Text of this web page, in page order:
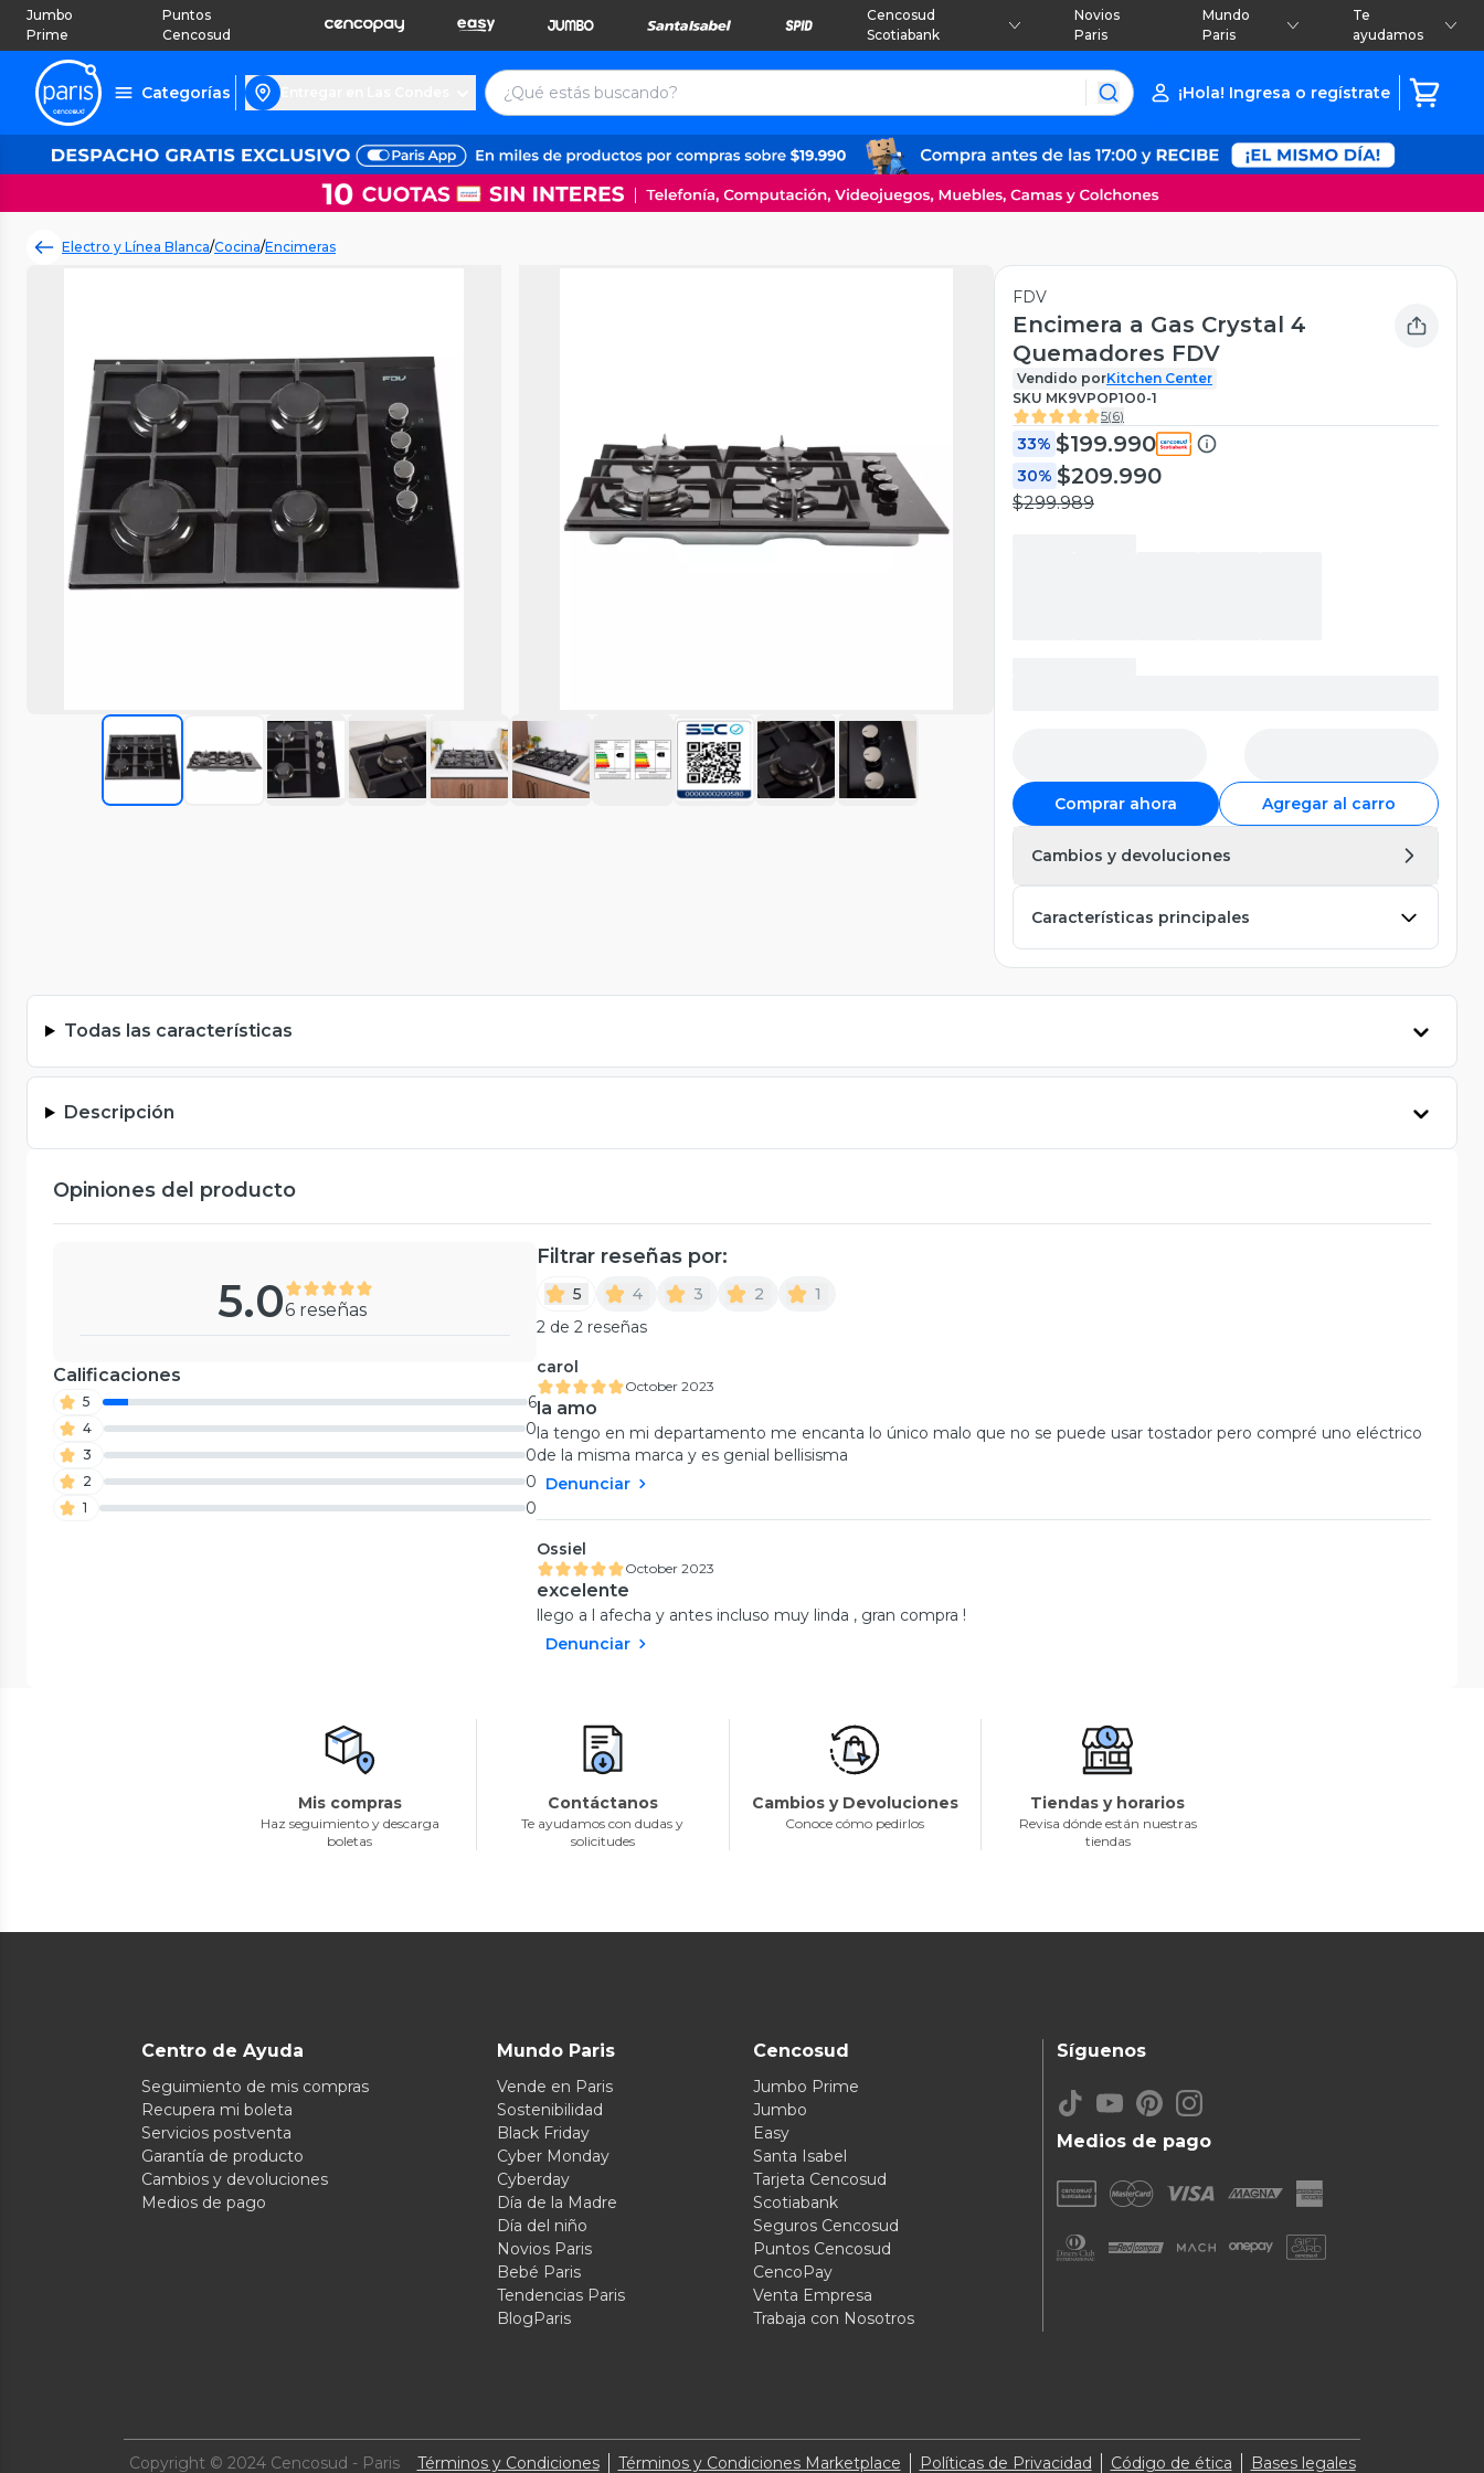
Jumbo
Prime
Puntos
Cencosud
Cencosud
Scotiabank
Novios
Paris
Mundo
Paris
Te
ayudamos
Categorías ¡Hola! Ingresa o regístrate
Electro y Línea Blanca/Cocina/Encimeras
FDV
Encimera a Gas Crystal 4
Quemadores FDV
Vendido porKitchen Center
SKU MK9VPOP1O0-1
5(6)
33% $199.990
30% $209.990
$299.989
Comprar ahora Agregar al carro
Cambios y devoluciones
Características principales
Todas las características
Descripción
Opiniones del producto
5.06 reseñas
Calificaciones
5 6
4 0
3 0
2 0
1 0
Filtrar reseñas por:
5 4 3 2
1
2 de 2 reseñas
carol
October 2023
la amo
la tengo en mi departamento me encanta lo único malo que no se puede usar tostador pero compré uno eléctrico
de la misma marca y es genial bellisisma
Denunciar
Ossiel
October 2023
excelente
llego a l afecha y antes incluso muy linda , gran compra !
Denunciar
Mis compras
Haz seguimiento y descarga
boletas
Contáctanos
Te ayudamos con dudas y
solicitudes
Cambios y Devoluciones
Conoce cómo pedirlos
Tiendas y horarios
Revisa dónde están nuestras
tiendas
Centro de Ayuda
Seguimiento de mis compras
Recupera mi boleta
Servicios postventa
Garantía de producto
Cambios y devoluciones
Medios de pago
Mundo Paris
Vende en Paris
Sostenibilidad
Black Friday
Cyber Monday
Cyberday
Día de la Madre
Día del niño
Novios Paris
Bebé Paris
Tendencias Paris
BlogParis
Cencosud
Jumbo Prime
Jumbo
Easy
Santa Isabel
Tarjeta Cencosud
Scotiabank
Seguros Cencosud
Puntos Cencosud
CencoPay
Venta Empresa
Trabaja con Nosotros
Medios de pago
Síguenos
Copyright © 2024 Cencosud - Paris Términos y Condiciones Términos y Condiciones Marketplace Políticas de Privacidad Código de ética Bases legales